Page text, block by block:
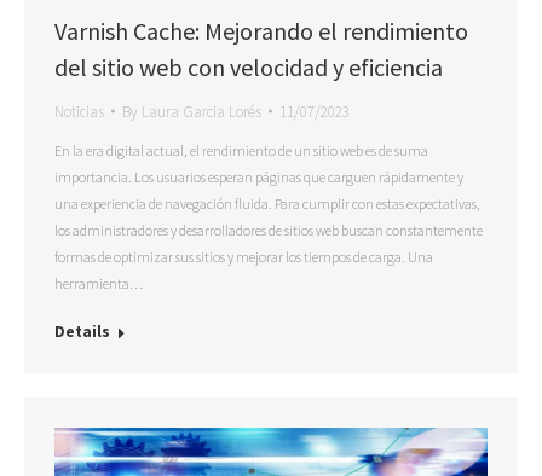
Varnish Cache: Mejorando el rendimiento
del sitio web con velocidad y eficiencia
Noticias By Laura Garcia Lorés 11/07/2023
En la era digital actual, el rendimiento de un sitio web es de suma
importancia. Los usuarios esperan páginas que carguen rápidamente y
una experiencia de navegación fluida. Para cumplir con estas expectativas,
los administradores y desarrolladores de sitios web buscan constantemente
formas de optimizar sus sitios y mejorar los tiempos de carga. Una
herramienta…
Details